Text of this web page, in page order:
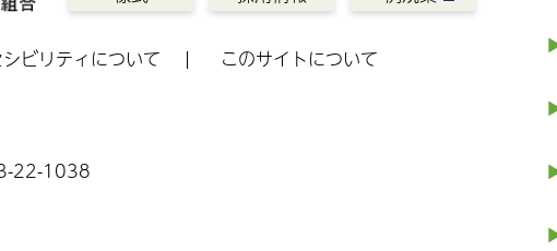
ビリティについて
このサイトについて
22-1038